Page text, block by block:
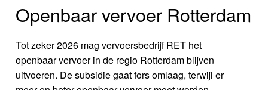
Openbaar vervoer Rotterdam
Tot zeker 2026 mag vervoersbedrijf RET het
openbaar vervoer in de regio Rotterdam blijven
uitvoeren. De subsidie gaat fors omlaag, terwijl er